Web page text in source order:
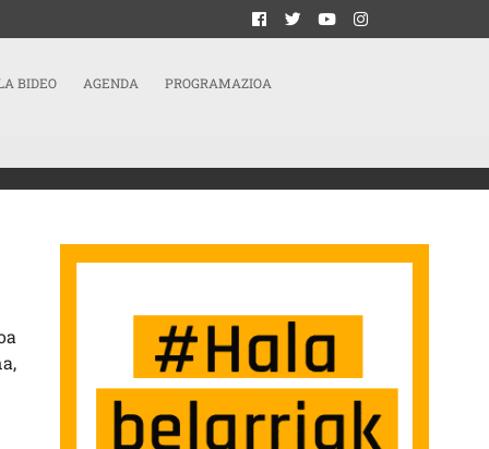
BIDEO AGENDA PROGRAMAZIOA